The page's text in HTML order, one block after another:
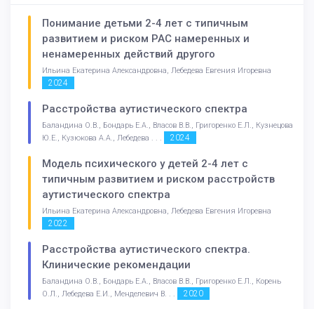
Понимание детьми 2-4 лет с типичным
развитием и риском РАС намеренных и
ненамеренных действий другого
Ильина Екатерина Александровна, Лебедева Евгения Игоревна
2024
Расстройства аутистического спектра
Баландина О.В., Бондарь Е.А., Власов В.В., Григоренко Е.Л., Кузнецова
Ю.Е., Кузюкова А.А., Лебедева . . .
2024
Модель психического у детей 2-4 лет с
типичным развитием и риском расстройств
аутистического спектра
Ильина Екатерина Александровна, Лебедева Евгения Игоревна
2022
Расстройства аутистического спектра.
Клинические рекомендации
Баландина О.В., Бондарь Е.А., Власов В.В., Григоренко Е.Л., Корень
О.Л., Лебедева Е.И., Менделевич В. . .
2020